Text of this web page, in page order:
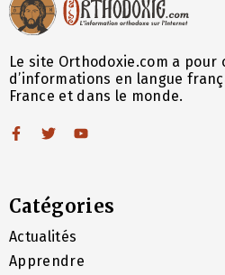
Le site Orthodoxie.com a
d’informations en langue
France et dans le monde.
Catégories
Actualités
Apprendre